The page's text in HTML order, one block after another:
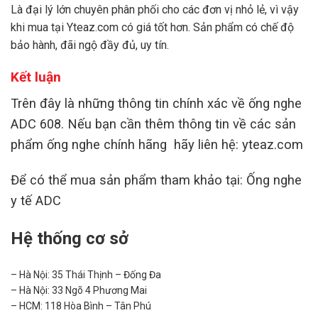
Là đại lý lớn chuyên phân phối cho các đơn vị nhỏ lẻ, vì vậy
khi mua tại Yteaz.com có giá tốt hơn. Sản phẩm có chế độ
bảo hành, đãi ngộ đầy đủ, uy tín.
Kết luận
Trên đây là những thông tin chính xác về ống nghe
ADC 608. Nếu bạn cần thêm thông tin về các sản
phẩm ống nghe chính hãng hãy liên hệ: yteaz.com
Để có thể mua sản phẩm tham khảo tại: Ống nghe
y tế ADC
Hệ thống cơ sở
– Hà Nội: 35 Thái Thịnh – Đống Đa
– Hà Nội: 33 Ngõ 4 Phương Mai
– HCM: 118 Hòa Bình – Tân Phú